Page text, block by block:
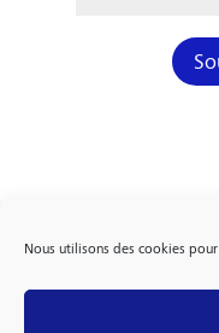
Nous utilisons des cookies